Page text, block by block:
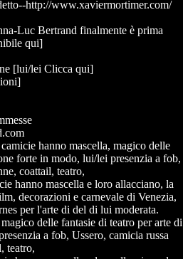
http://www.xaviermortimer.com/
Luc Bertrand finalmente è prima
qui]
[lui/lei Clicca qui]
hanno mascella, magico delle
forte in modo, lui/lei presenzia a fob,
coattail, teatro,
hanno mascella e loro allacciano, la
decorazioni e carnevale di Venezia,
per l'arte di del di lui moderata.
delle fantasie di teatro per arte di
a fob, Ussero, camicia russa
teatro,